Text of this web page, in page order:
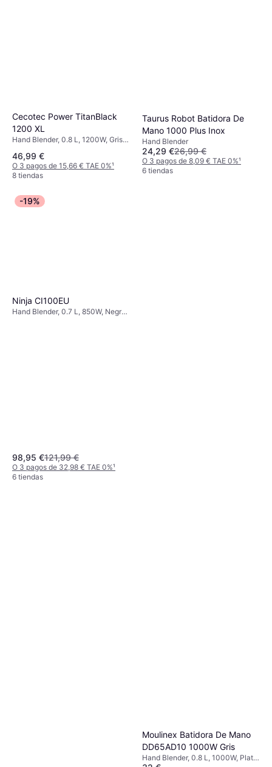
Cecotec Power TitanBlack
1200 XL
Hand Blender, 0.8 L, 1200W, Gris,
Triturador de Hielo, Función de
Pulso, Pie de Acero Inoxidable,
Incl. Batidor, Vaso medidor,
46,99 €
O 3 pagos de 15,66 € TAE 0%¹
8 tiendas
Taurus Robot Batidora De
Mano 1000 Plus Inox
Hand Blender
24,29 €26,99 €
O 3 pagos de 8,09 € TAE 0%¹
6 tiendas
-19%
Ninja CI100EU
Hand Blender, 0.7 L, 850W, Negro,
98,95 €121,99 €
O 3 pagos de 32,98 € TAE 0%¹
6 tiendas
Smeg 50's Style HBF11CREU
Hand Blender, 700W, Beige,
Moulinex Batidora De Mano
DD65AD10 1000W Gris
Hand Blender, 0.8 L, 1000W, Plata,